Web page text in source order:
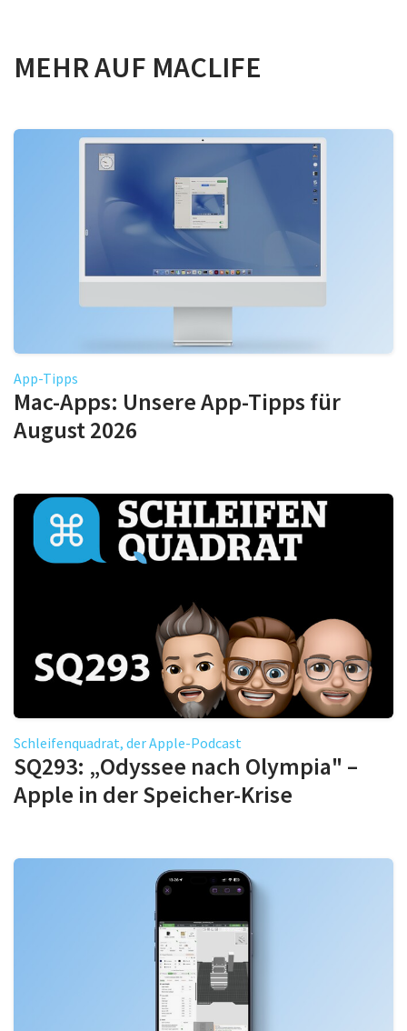
MEHR AUF MACLIFE
App-Tipps
Mac-Apps: Unsere App-Tipps für
August 2026
Schleifenquadrat, der Apple-Podcast
SQ293: „Odyssee nach Olympia" –
Apple in der Speicher-Krise